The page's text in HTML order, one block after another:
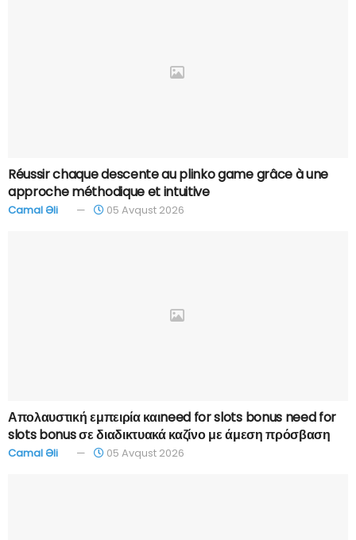
Réussir chaque descente au plinko game grâce à une
approche méthodique et intuitive
Camal Əli 05 Avqust 2026
Απολαυστική εμπειρία καιneed for slots bonus need for
slots bonus σε διαδικτυακά καζίνο με άμεση πρόσβαση
Camal Əli 05 Avqust 2026